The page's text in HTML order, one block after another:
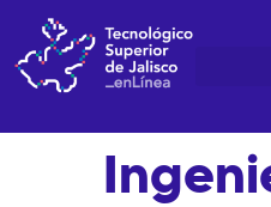
contenido